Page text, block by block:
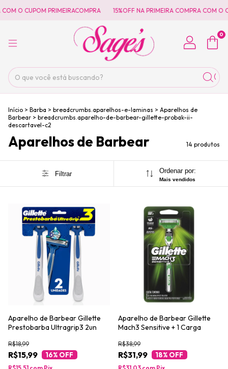
O CUPOM PRIMEIRACOMPRA 15%OFF NA PRIMEIRA COMPRA COM O
0
Início > Barba > breadcrumbs.aparelhos-e-laminas > Aparelhos de
Barbear > breadcrumbs.aparelho-de-barbear-gillette-probak-ii-
descartavel-c2
Aparelhos de Barbear 14 produtos
Filtrar Ordenar por:
Mais vendidos
Aparelho de Barbear Gillette
Prestobarba Ultragrip3 2un
R$15,99
R$18,99
16% OFF
Aparelho de Barbear Gillette
Mach3 Sensitive + 1 Carga
R$31,99
R$38,99
18% OFF